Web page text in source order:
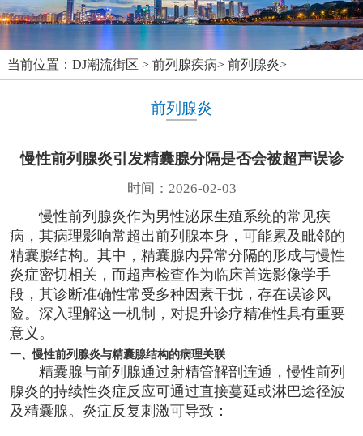
当前位置： DJ潮流街区 > 前列腺疾病> 前列腺炎>
前列腺炎
慢性前列腺炎引发精囊腺分隔是否会被超声误诊
时间：2026-02-03
慢性前列腺炎作为男性泌尿生殖系统的常见疾
病，其病理影响常超出前列腺本身，可能累及毗邻的
精囊腺结构。其中，精囊腺内异常分隔的形成与慢性
炎症密切相关，而超声检查作为临床首选影像学手
段，其诊断准确性常受多种因素干扰，存在误诊风
险。深入理解这一机制，对提升诊疗精准性具有重要
意义。
一、慢性前列腺炎与精囊腺结构的病理关联
精囊腺与前列腺通过射精管解剖连通，慢性前列
腺炎的持续性炎症反应可通过直接蔓延或淋巴途径波
及精囊腺。炎症反复刺激可导致：